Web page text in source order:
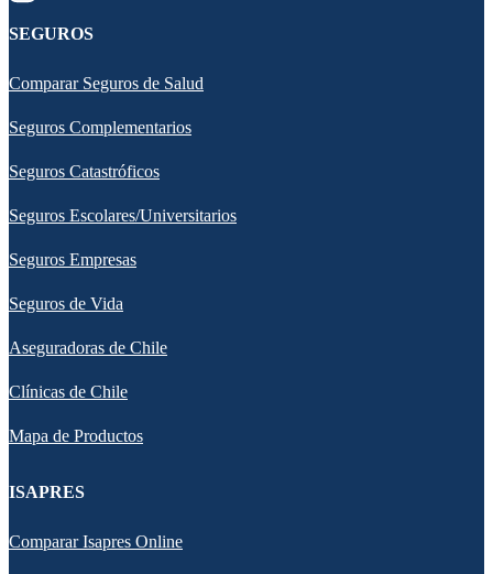
SEGUROS
Comparar Seguros de Salud
Seguros Complementarios
Seguros Catastróficos
Seguros Escolares/Universitarios
Seguros Empresas
Seguros de Vida
Aseguradoras de Chile
Clínicas de Chile
Mapa de Productos
ISAPRES
Comparar Isapres Online